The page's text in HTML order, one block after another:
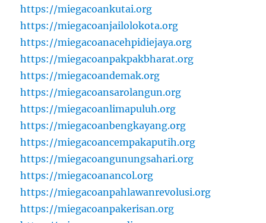
https://miegacoankutai.org
https://miegacoanjailolokota.org
https://miegacoanacehpidiejaya.org
https://miegacoanpakpakbharat.org
https://miegacoandemak.org
https://miegacoansarolangun.org
https://miegacoanlimapuluh.org
https://miegacoanbengkayang.org
https://miegacoancempakaputih.org
https://miegacoangunungsahari.org
https://miegacoanancol.org
https://miegacoanpahlawanrevolusi.org
https://miegacoanpakerisan.org